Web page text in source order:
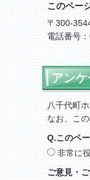
このペー
〒300-
電話番号
アン
八千代町
なお、こ
Q.このペ
非常に
ご意見・